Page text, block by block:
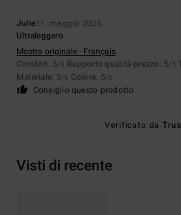
Julie31. maggio 2026
Ultraleggero
Mostra originale - Français
Comfort: 5/5 Rapporto qualità-prezzo: 5/5
Materiale: 5/5 Colore: 5/5
Consiglio questo prodotto
Verificato da
Visti di recente